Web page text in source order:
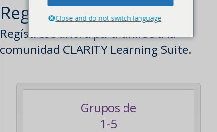
Registro
Regístrese ahora para unirse a la
comunidad CLARITY Learning Suite.
Grupos de
1-5
Close and do not switch language